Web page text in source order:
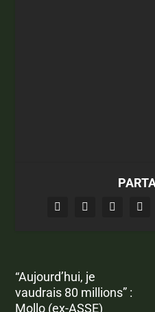
“Aujourd’hui, je
vaudrais 80 millions” :
Mollo (ex-ASSE)